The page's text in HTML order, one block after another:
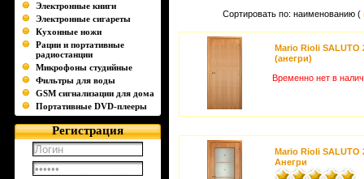
Электронные книги
Электронные сигареты
Кухонные ножи
Рации и портативные
радиостанции
Микрофоны студийные
Фильтры для воды
GSM сигнализации для дома
Портативные DVD-плееры
Регистрация
Сортировать по: наименованию (
Mario Rioli SALUTO
(анегри)
Временно нет в
Mario Rioli SALUTO
Анегри